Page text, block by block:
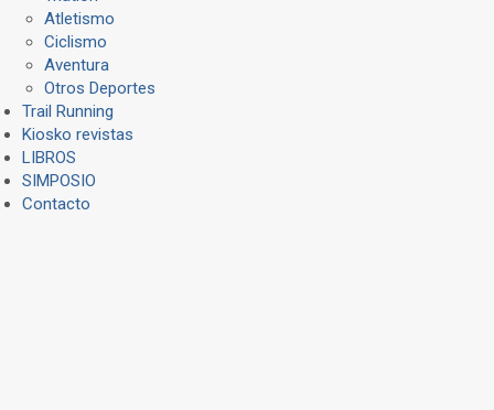
Atletismo
Ciclismo
Aventura
Otros Deportes
Trail Running
Kiosko revistas
LIBROS
SIMPOSIO
Contacto